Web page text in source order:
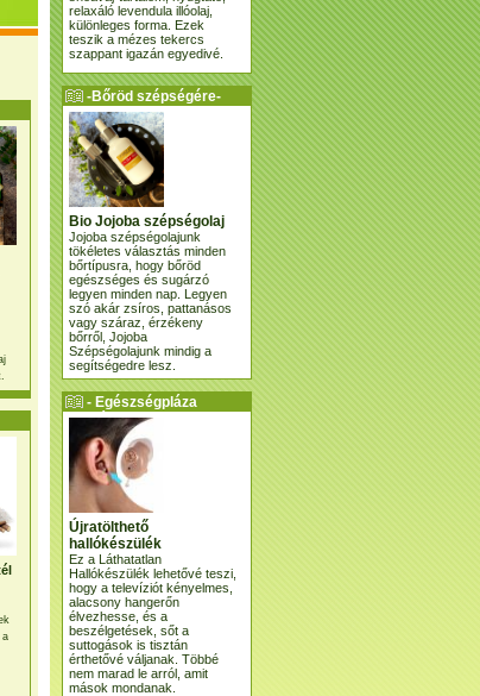
a
relaxáló levendula illóolaj,
különleges forma. Ezek
teszik a mézes tekercs
szappant igazán egyedivé.
-Bőröd szépségére-
Bio Jojoba szépségolaj
Jojoba szépségolajunk
tökéletes választás minden
bőrtípusra, hogy bőröd
egészséges és sugárzó
legyen minden nap. Legyen
szó akár zsíros, pattanásos
vagy száraz, érzékeny
bőrről, Jojoba
Szépségolajunk mindig a
segítségedre lesz.
- Egészségpláza
ajánlatunk -
Újratölthető
hallókészülék
Ez a Láthatatlan
Hallókészülék lehetővé teszi,
hogy a televíziót kényelmes,
alacsony hangerőn
élvezhesse, és a
beszélgetések, sőt a
suttogások is tisztán
érthetővé váljanak. Többé
nem marad le arról, amit
mások mondanak.